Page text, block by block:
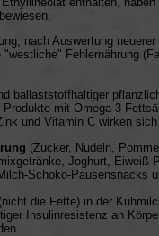
nach Auswertung
Fehlernährung
ballaststoffhaltiger
mit Omega-3-
und Vitamin C wirken
(Zucker, Nudeln,
Joghurt, Eiweiß-
Schoko-Pausensnacks
zu
die Fette) in der
Insulinresistenz an